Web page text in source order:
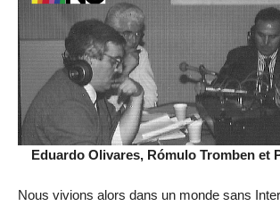
Eduardo Olivares, Rómulo Tromben et
Nous vivions alors dans un monde sans